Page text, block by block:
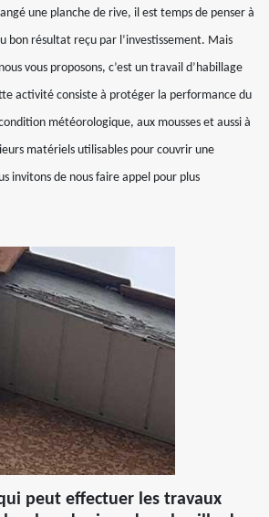
une planche de rive, il est temps de penser à
bon résultat reçu par l’investissement. Mais
vous proposons, c’est un travail d’habillage
activité consiste à protéger la performance du
météorologique, aux mousses et aussi à
matériels utilisables pour couvrir une
invitons de nous faire appel pour plus
peut effectuer les travaux